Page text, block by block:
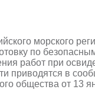
морского
по
работ при
приводятся в
общества от 13